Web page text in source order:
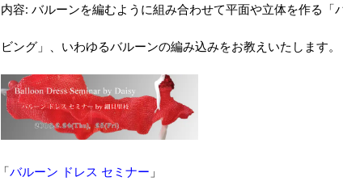
内容: バルーンを編むように組み合わせて平面や立体を作る「
ビング」、いわゆるバルーンの編み込みをお教えいたします。
「バルーン ドレス セミナー 」